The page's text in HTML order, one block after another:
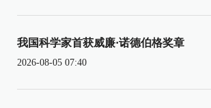
我国科学家首获威廉·诺德伯格奖章
2026-08-05 07:40